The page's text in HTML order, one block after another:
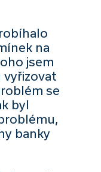
na
jsem
vyřizovat
se
byl
banky